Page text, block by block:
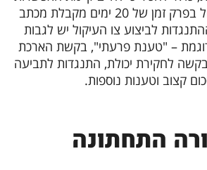
להתנגד לצו העיקול בפרק זמן של 20 ימים מקבלת מכתב
לביצוע צו העיקול יש לגבות
דוגמת – "טענת פרעתי", בקשת הארכת
לחקירת יכולת, התנגדות לתביעה
קצוב וטענות נוספות.
התחתונה